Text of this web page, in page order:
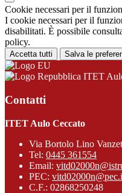
Cookie necessari per il
I cookie necessari per il
disabilitati. È possibile
policy.
Accetta tutti Salva le
ITET
Contatti
ITET Aulo Ceccato
Via Bortolo Lino
Tel: 0445 361554
Email:
PEC:
C.F.: 02868250248